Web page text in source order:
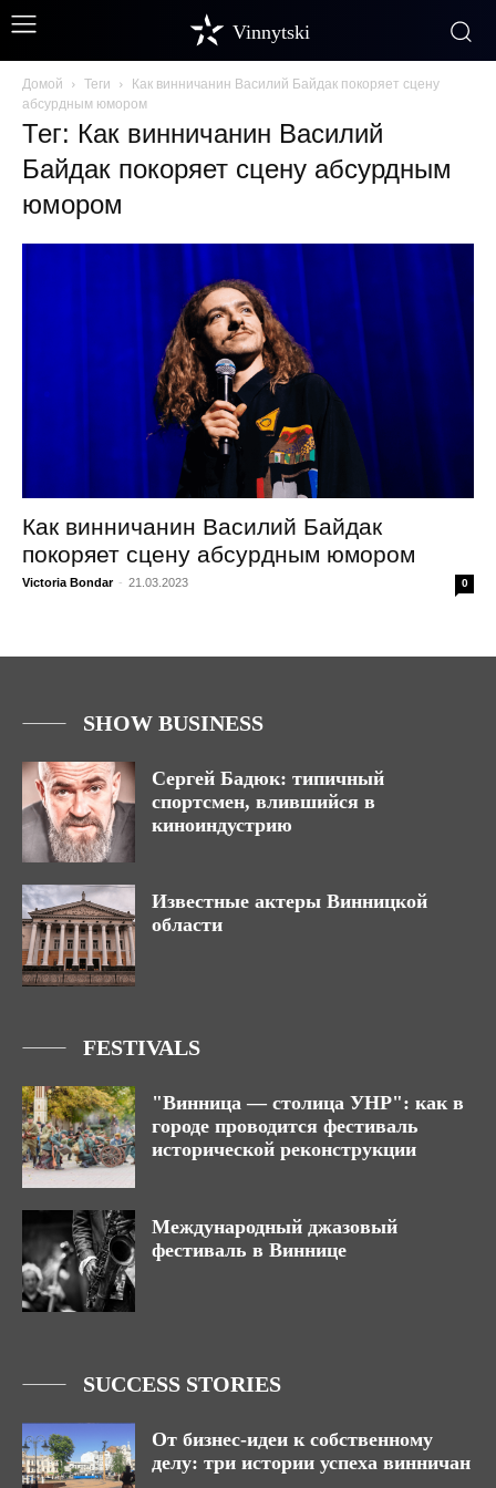
Vinnytski
Домой Теги
Как винничанин Василий Байдак покоряет сцену
абсурдным юмором
Тег: Как винничанин Василий
Байдак покоряет сцену абсурдным
юмором
Как винничанин Василий Байдак
покоряет сцену абсурдным юмором
Victoria Bondar - 21.03.2023 0
SHOW BUSINESS
Сергей Бадюк: типичный
спортсмен, влившийся в
киноиндустрию
Известные актеры Винницкой
области
FESTIVALS
"Винница — столица УНР": как в
городе проводится фестиваль
исторической реконструкции
Международный джазовый
фестиваль в Виннице
SUCCESS STORIES
От бизнес-идеи к собственному
делу: три истории успеха винничан